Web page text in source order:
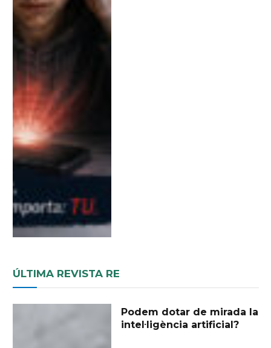
ÚLTIMA REVISTA RE
Podem dotar de mirada la
intel·ligència artificial?